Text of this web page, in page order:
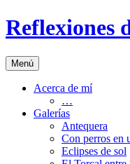
Saltar
al
Reflexiones
Menú
Acerca de mí
…
Galerías
Antequera
Con perros en
Eclipses de sol